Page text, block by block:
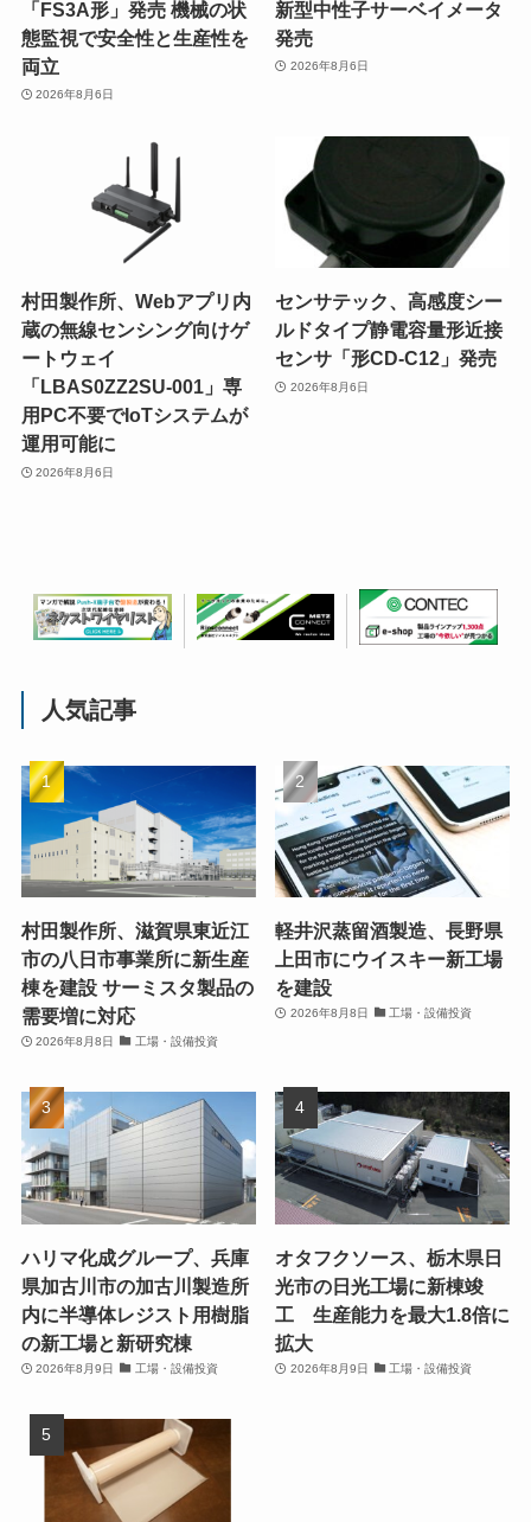
「FS3A形」発売 機械の状
態監視で安全性と生産性を
両立
2026年8月6日
新型中性子サーベイメータ
発売
2026年8月6日
村田製作所、Webアプリ内
蔵の無線センシング向けゲ
ートウェイ
「LBAS0ZZ2SU-001」専
用PC不要でIoTシステムが
運用可能に
2026年8月6日
センサテック、高感度シー
ルドタイプ静電容量形近接
センサ「形CD-C12」発売
2026年8月6日
人気記事
村田製作所、滋賀県東近江
市の八日市事業所に新生産
棟を建設 サーミスタ製品の
需要増に対応
2026年8月8日 工場・設備投資
軽井沢蒸留酒製造、長野県
上田市にウイスキー新工場
を建設
2026年8月8日 工場・設備投資
ハリマ化成グループ、兵庫
県加古川市の加古川製造所
内に半導体レジスト用樹脂
の新工場と新研究棟
2026年8月9日 工場・設備投資
オタフクソース、栃木県日
光市の日光工場に新棟竣
工 生産能力を最大1.8倍に
拡大
2026年8月9日 工場・設備投資